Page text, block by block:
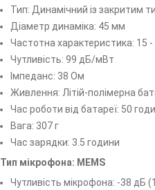
Тип: Динамічний із закритим
Діаметр динаміка: 45 мм
Частотна характеристика: 15 -
Чутливість: 99 дБ/мВт
Імпеданс: 38 Ом
Живлення: Літій-полімерна
Час роботи від батареї: 50
Вага: 307 г
Час зарядки: 3.5 години
Тип мікрофона: MEMS
Чутливість мікрофона: -38 дБ